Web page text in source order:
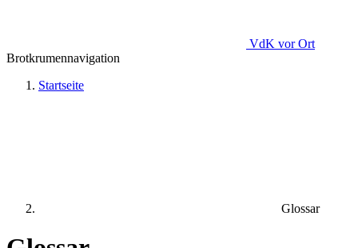
VdK vor Ort
Brotkrumennavigation
Startseite
Glossar